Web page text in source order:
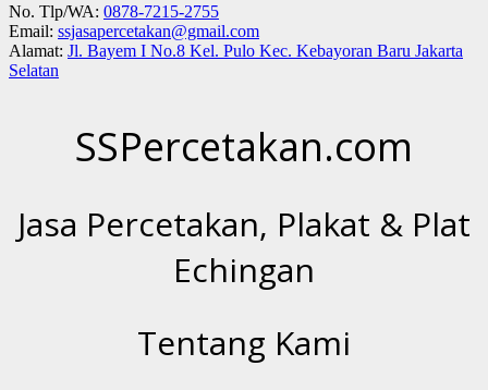
No. Tlp/WA: 0878-7215-2755
Email: ssjasapercetakan@gmail.com
Alamat: Jl. Bayem I No.8 Kel. Pulo Kec. Kebayoran Baru Jakarta
Selatan
SSPercetakan.com
Jasa Percetakan, Plakat & Plat
Echingan
Tentang Kami